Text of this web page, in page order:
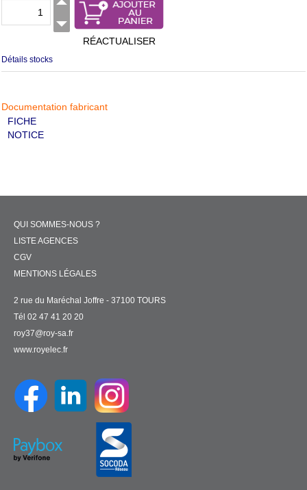
RÉACTUALISER
Détails stocks
Documentation fabricant
FICHE
NOTICE
QUI SOMMES-NOUS ?
LISTE AGENCES
CGV
MENTIONS LÉGALES
2 rue du Maréchal Joffre - 37100 TOURS
Tél 02 47 41 20 20
roy37@roy-sa.fr
www.royelec.fr